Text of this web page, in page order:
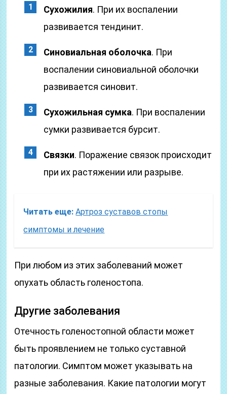
Сухожилия. При их воспалении
развивается тендинит.
Синовиальная оболочка. При
воспалении синовиальной оболочки
развивается синовит.
Сухожильная сумка. При воспалении
сумки развивается бурсит.
Связки. Поражение связок происходит
при их растяжении или разрыве.
Читать еще: Артроз суставов стопы
симптомы и лечение
При любом из этих заболеваний может
опухать область голеностопа.
Другие заболевания
Отечность голеностопной области может
быть проявлением не только суставной
патологии. Симптом может указывать на
разные заболевания. Какие патологии могут